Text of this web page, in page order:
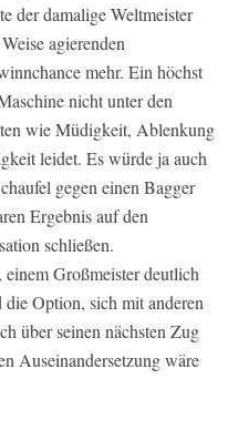
der damalige Weltmeister
agierenden
mehr. Ein höchst
nicht unter den
wie Müdigkeit, Ablenkung
leidet. Es würde ja auch
gegen einen Bagger
Ergebnis auf den
schließen.
Großmeister deutlich
Option, sich mit anderen
über seinen nächsten Zug
Auseinandersetzung wäre